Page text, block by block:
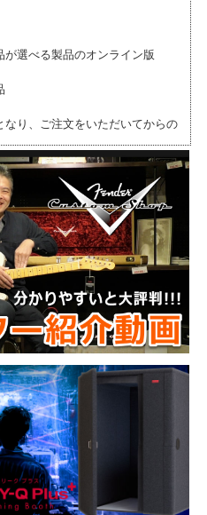
選べる製品のオンライン版
なり、ご注文をいただいてからの